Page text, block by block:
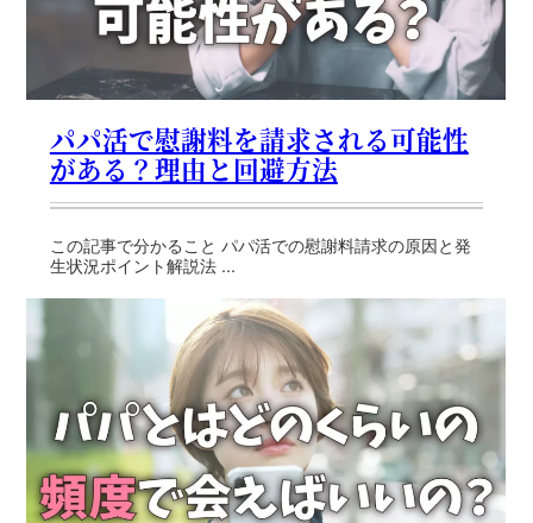
パパ活で慰謝料を請求される可能性
がある？理由と回避方法
この記事で分かること パパ活での慰謝料請求の原因と発
生状況ポイント解説法 ...